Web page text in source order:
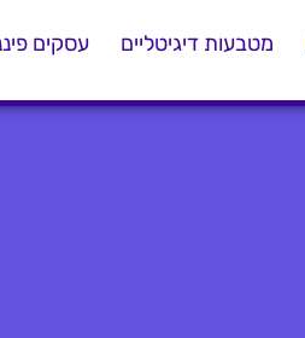
מטבעות דיגיטליים עסקים